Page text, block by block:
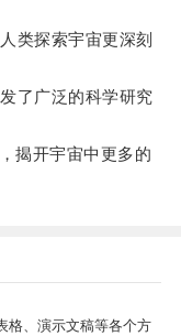
探索宇宙更深刻
了广泛的科学研究
揭开宇宙中更多的
格、演示文稿等各个方